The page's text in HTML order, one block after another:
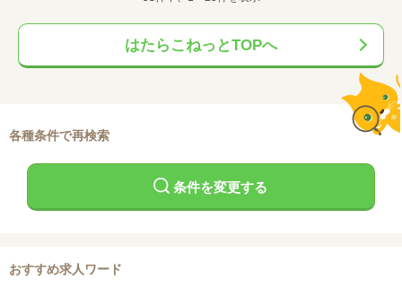
はたらこねっとTOPへ
各種条件で再検索
条件を変更する
おすすめ求人ワード